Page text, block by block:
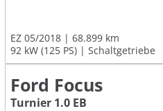
EZ 05/2018
68.899 km
92 kW (125 PS)
Schaltgetriebe
Ford Focus
Turnier 1.0 EB